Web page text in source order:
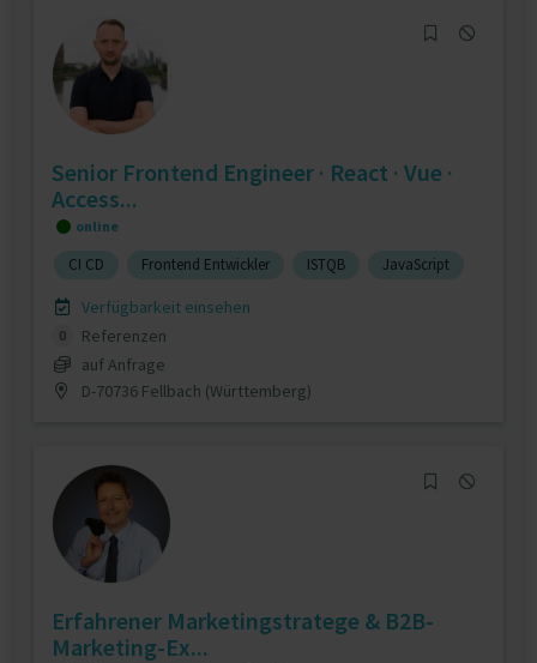
Senior Frontend Engineer · React · Vue ·
Access...
online
CI CD Frontend Entwickler ISTQB JavaScript
Verfügbarkeit einsehen
0
Referenzen
auf Anfrage
D-70736 Fellbach (Württemberg)
Erfahrener Marketingstratege & B2B-
Marketing-Ex...